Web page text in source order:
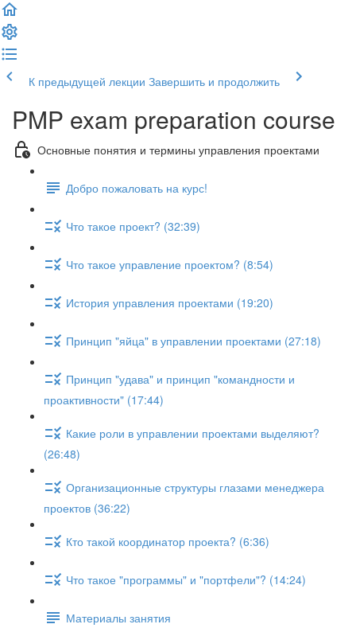
К предыдущей лекции Завершить и продолжить
PMP exam preparation course
Основные понятия и термины управления проектами
Добро пожаловать на курс!
Что такое проект? (32:39)
Что такое управление проектом? (8:54)
История управления проектами (19:20)
Принцип "яйца" в управлении проектами (27:18)
Принцип "удава" и принцип "командности и
проактивности" (17:44)
Какие роли в управлении проектами выделяют?
(26:48)
Организационные структуры глазами менеджера
проектов (36:22)
Кто такой координатор проекта? (6:36)
Что такое "программы" и "портфели"? (14:24)
Материалы занятия